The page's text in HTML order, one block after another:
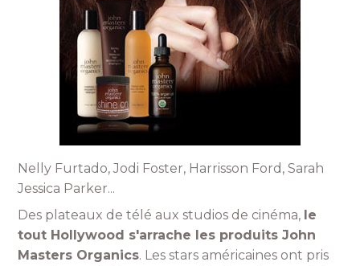
Nelly Furtado, Jodi Foster, Harrisson Ford, Sarah
Jessica Parker...
Des plateaux de télé aux studios de cinéma, le
tout Hollywood s'arrache les produits John
Masters Organics. Les stars américaines ont pris